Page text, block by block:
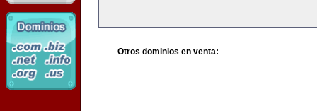
Otros dominios en venta: